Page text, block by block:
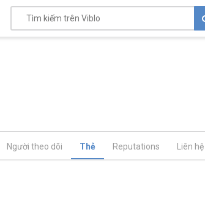
Người theo dõi Thẻ Reputations Liên hệ